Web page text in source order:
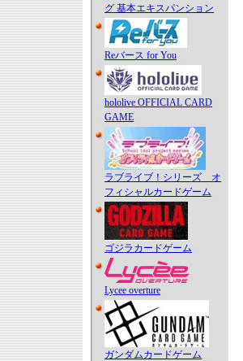
グ 基本エキスパンション
Reバース for You
hololive OFFICIAL CARD
GAME
ラブライブ！シリーズ オ
フィシャルカードゲーム
ゴジラカードゲーム
Lycee overture
ガンダムカードゲーム